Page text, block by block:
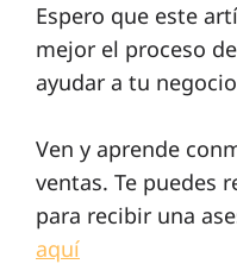
Espero que este
mejor el proceso
ayudar a tu
Ven y aprende
ventas. Te puedes
para recibir una
aquí